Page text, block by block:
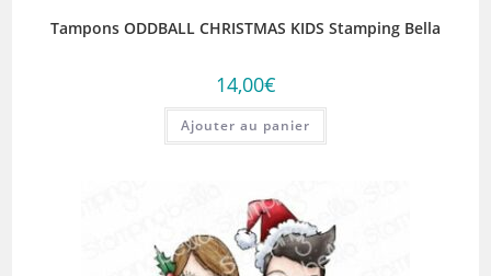
Tampons ODDBALL CHRISTMAS KIDS Stamping Bella
14,00€
Ajouter au panier